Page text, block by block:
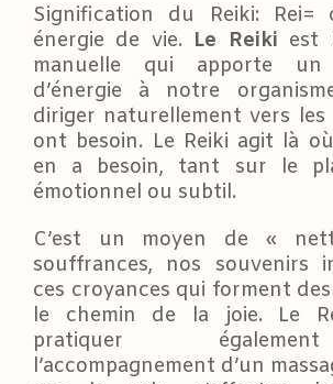
Signification du Reiki: Rei=
énergie de vie. Le Reiki est
manuelle qui apporte un
d’énergie à notre
diriger naturellement vers les
ont besoin. Le Reiki agit là
en a besoin, tant sur le
émotionnel ou subtil.
C’est un moyen de «
souffrances, nos souvenirs
ces croyances qui forment
le chemin de la joie. Le
pratiquer
l’accompagnement d’un